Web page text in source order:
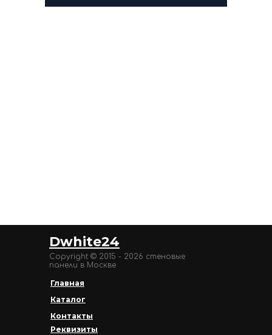
Главная
Каталог
Контакты
Реквизиты
Copyright © 2015 - 2026 стеновые
панели в Москве
Dwhite24